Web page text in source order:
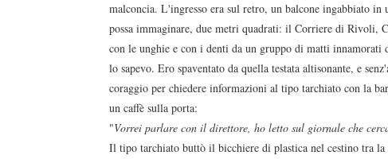
malconcia. L'ingresso era sul retro, un balcone ingabbiato
possa immaginare, due metri quadrati: il Corriere di Rivoli,
con le unghie e con i denti da un gruppo di matti
lo sapevo. Ero spaventato da quella testata altisonante, e
coraggio per chiedere informazioni al tipo tarchiato con la
un caffè sulla porta:
"Vorrei parlare con il direttore, ho letto sul giornale che
Il tipo tarchiato buttò il bicchiere di plastica nel cestino tra